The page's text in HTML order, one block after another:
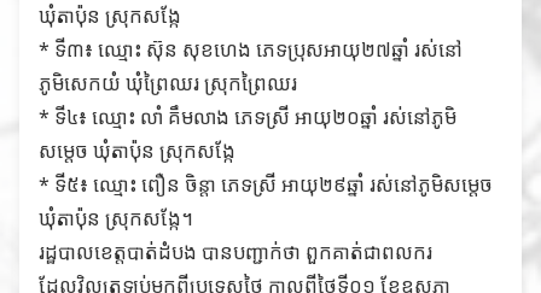
ឃុំតាប៉ុន ស្រុកសង្កែ
* ទី៣៖ ឈ្មោះ ស៊ុន សុខហេង ភេទប្រុសអាយុ២៧ឆ្នាំ រស់នៅ
ភូមិសេកយំ ឃុំព្រៃឈរ ស្រុកព្រៃឈរ
* ទី៤៖ ឈ្មោះ លាំ គឹមលាង ភេទស្រី អាយុ២០ឆ្នាំ រស់នៅភូមិ
សម្ដេច ឃុំតាប៉ុន ស្រុកសង្កែ
* ទី៥៖ ឈ្មោះ ពឿន ចិន្ដា ភេទស្រី អាយុ២៩ឆ្នាំ រស់នៅភូមិសម្ដេច
ឃុំតាប៉ុន ស្រុកសង្កែ។
រដ្ឋបាលខេត្តបាត់ដំបង បានបញ្ជាក់ថា ពួកគាត់ជាពលករ
ដែលវិលត្រឡប់មកពីប្រទេសថៃ កាលពីថ្ងៃទី០១ ខែឧសភា